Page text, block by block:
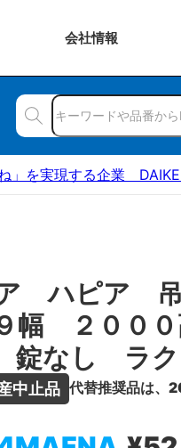
会社情報
」を実現する企業
ア ハピア
幅 ２０００
なし ラク
中止品 代替推奨品は、